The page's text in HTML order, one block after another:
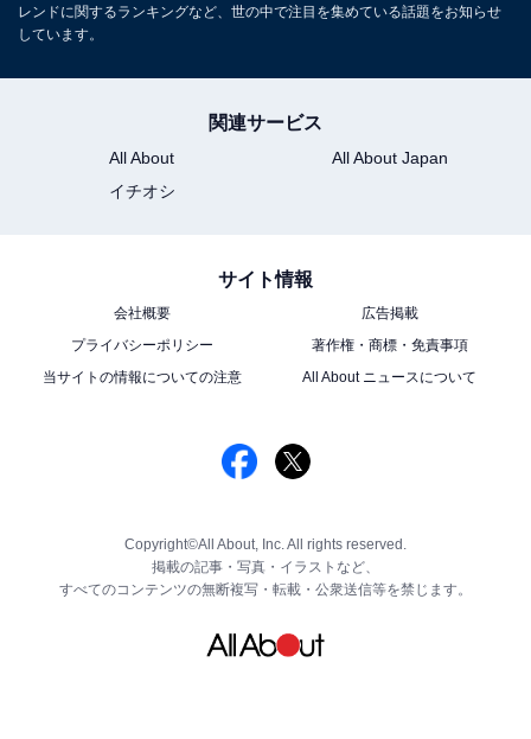
レンドに関するランキングなど、世の中で注目を集めている話題をお知らせ
しています。
関連サービス
All About
All About Japan
イチオシ
サイト情報
会社概要
広告掲載
プライバシーポリシー
著作権・商標・免責事項
当サイトの情報についての注意
All About ニュースについて
Copyright©All About, Inc. All rights reserved.
掲載の記事・写真・イラストなど、
すべてのコンテンツの無断複写・転載・公衆送信等を禁じます。